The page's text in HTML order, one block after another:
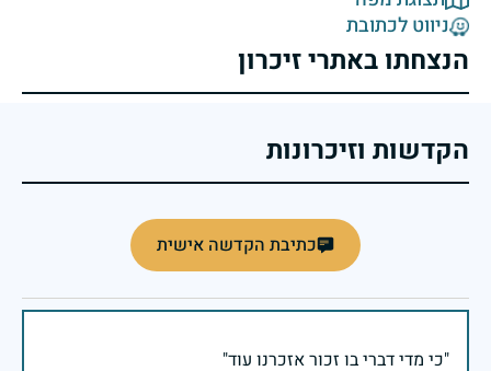
ניווט לכתובת
הנצחתו באתרי זיכרון
הקדשות וזיכרונות
כתיבת הקדשה אישית